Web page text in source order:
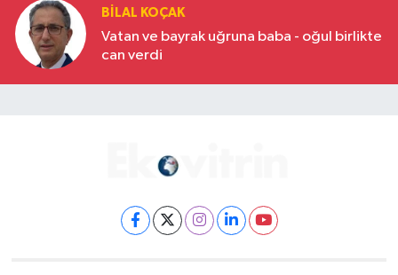
BILAL KOÇAK
Vatan ve bayrak uğruna baba - oğul birlikte
can verdi